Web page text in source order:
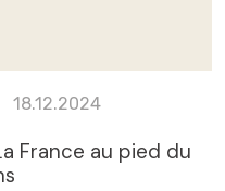
18.12.2024
France au pied du